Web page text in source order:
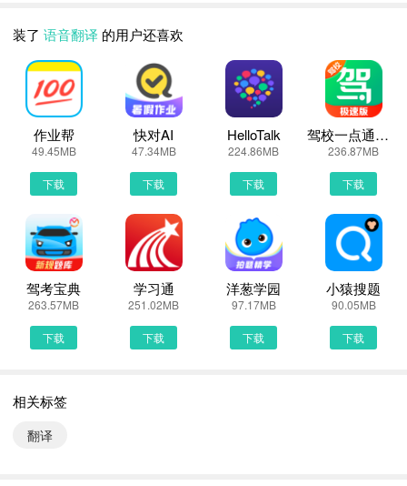
● 语音识别：智能语音识别系统，识别正确率高，支持普通话、英
文、粤语和四川话；支持识别完成保存；适用开会记录、录音等场景
● 语音合成：支持男声、女声、儿童声；可以任意调节音量、语速、
语调
● 听说读写：拍照识别文字，一键语音播放
【适用人群】
商务人士，即刻录音，实时翻译，轻松记录会议纪要；
放心；
聋哑盲人群，帮助聋哑盲人互相交流。
轻松实现翻译和录音功能，是我们日常文字录入、语音转换、语音翻
译、速记听写、文字提取的必备软件！
联系我们：848629606@qq.com
1.新增方言学习：方言学习、方言翻译，支持多种方言：广州话、闽
手！
装了 语音翻译 的用户还喜欢
作业帮
49.45MB
下载
快对AI
47.34MB
下载
HelloTalk
224.86MB
下载
驾校一点通极速版
236.87MB
下载
驾考宝典
263.57MB
下载
学习通
251.02MB
下载
洋葱学园
97.17MB
下载
小猿搜题
90.05MB
下载
相关标签
翻译